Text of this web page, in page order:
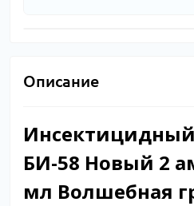
Описание
БИ-58 Новый 2
мл Волшебная